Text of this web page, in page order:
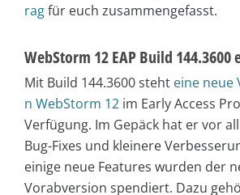
ragfür euch zusammengefasst.
WebStorm 12 EAP Build 144.3600
Mit Build 144.3600 steht eine neue
n WebStorm 12 im Early Access
Verfügung. Im Gepäck hat er vor
Bug-Fixes und kleinere
einige neue Features wurden der
Vorabversion spendiert. Dazu